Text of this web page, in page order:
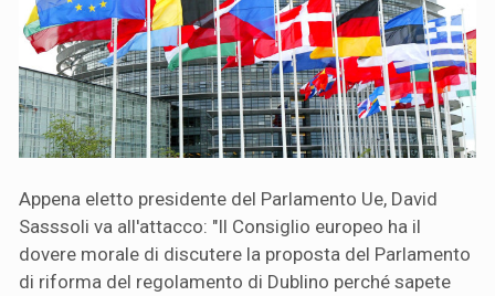
Appena eletto presidente del Parlamento Ue, David
Sasssoli va all'attacco: "Il Consiglio europeo ha il
dovere morale di discutere la proposta del Parlamento
di riforma del regolamento di Dublino perché sapete